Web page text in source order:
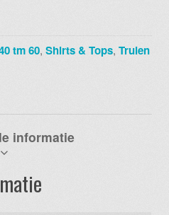
tm 60,Shirts & Tops,Truien
informatie